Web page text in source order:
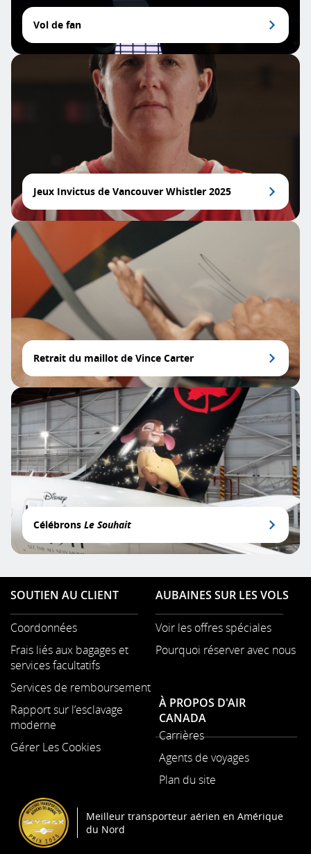
Vol de fan
Jeux Invictus de Vancouver Whistler 2025
Retrait du maillot de Vince Carter
Célébrons Le Souhait
SOUTIEN AU CLIENT
Coordonnées
dans
une
nouvelle
Frais liés aux bagages et
services facultatifs
Services de remboursement
Rapport sur l’esclavage
moderne
dans
Gérer Les Cookies
AUBAINES SUR LES VOLS
Voir les offres spéciales
Pourquoi réserver avec nous
À PROPOS D'AIR
CANADA
Carrières
dans
une
Agents de voyages
Plan du site
une
Meilleur transporteur aérien en Amérique
du Nord